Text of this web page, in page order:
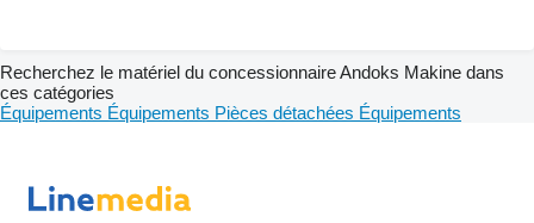
Recherchez le matériel du concessionnaire Andoks Makine dans
ces catégories
Équipements Équipements Pièces détachées Équipements